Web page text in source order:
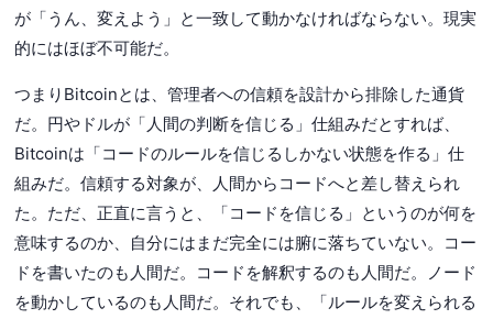
が「うん、変えよう」と一致して動かなければならない。現実
的にはほぼ不可能だ。
つまりBitcoinとは、管理者への信頼を設計から排除した通貨
だ。円やドルが「人間の判断を信じる」仕組みだとすれば、
Bitcoinは「コードのルールを信じるしかない状態を作る」仕
組みだ。信頼する対象が、人間からコードへと差し替えられ
た。ただ、正直に言うと、「コードを信じる」というのが何を
意味するのか、自分にはまだ完全には腑に落ちていない。コー
ドを書いたのも人間だ。コードを解釈するのも人間だ。ノード
を動かしているのも人間だ。それでも、「ルールを変えられる